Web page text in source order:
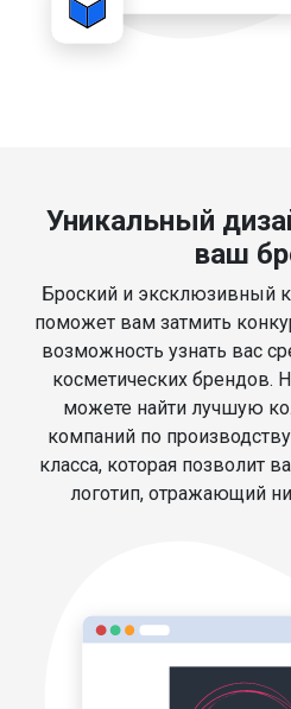
Уникальный
ваш
Броский и эксклюзивный
поможет вам затмить
возможность узнать вас
косметических брендов.
можете найти лучшую
компаний по
класса, которая позволит
логотип, отражающий